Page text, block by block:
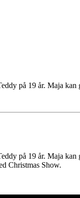
på 19 år. Maja
på 19 år. Maja
Christmas Show.